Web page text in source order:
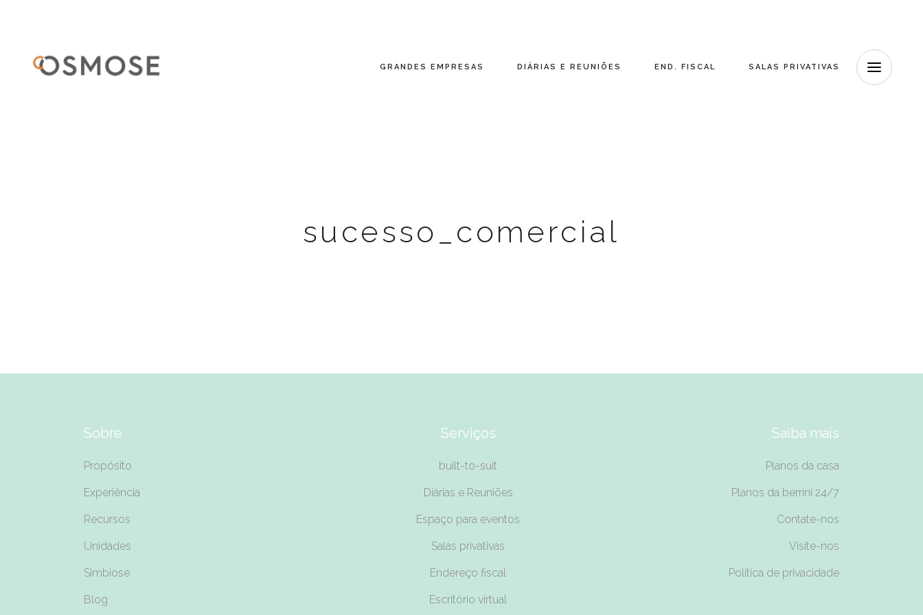
GRANDES EMPRESAS DIÁRIAS E REUNIÕES END. FISCAL SALAS PRIVATIVAS
sucesso_comercial
Sobre
Propósito
Experiência
Recursos
Unidades
Simbiose
Blog
Serviços
built-to-suit
Diárias e Reuniões
Espaço para eventos
Salas privativas
Endereço fiscal
Escritório virtual
Saiba mais
Planos da casa
Planos da berrini 24/7
Contate-nos
Visite-nos
Política de privacidade